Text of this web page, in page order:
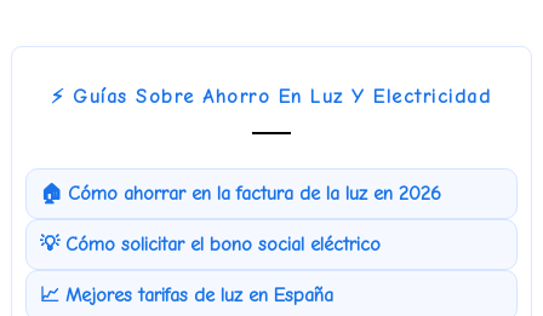
⚡ Guías Sobre Ahorro En Luz Y Electricidad
🏠 Cómo ahorrar en la factura de la luz en 2026
💡 Cómo solicitar el bono social eléctrico
📈 Mejores tarifas de luz en España